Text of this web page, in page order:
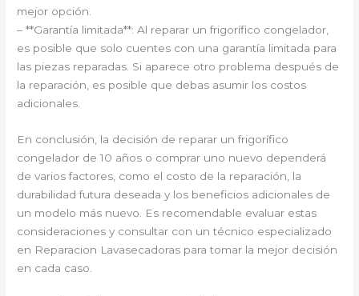
mejor opción.
– **Garantía limitada**: Al reparar un frigorífico congelador,
es posible que solo cuentes con una garantía limitada para
las piezas reparadas. Si aparece otro problema después de
la reparación, es posible que debas asumir los costos
adicionales.
En conclusión, la decisión de reparar un frigorífico
congelador de 10 años o comprar uno nuevo dependerá
de varios factores, como el costo de la reparación, la
durabilidad futura deseada y los beneficios adicionales de
un modelo más nuevo. Es recomendable evaluar estas
consideraciones y consultar con un técnico especializado
en Reparacion Lavasecadoras para tomar la mejor decisión
en cada caso.